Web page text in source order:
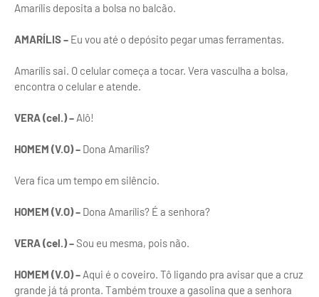
Amarílis deposita a bolsa no balcão.
AMARÍLIS – Eu vou até o depósito pegar umas ferramentas.
Amarílis sai. O celular começa a tocar. Vera vasculha a bolsa,
encontra o celular e atende.
VERA (cel.) – Alô!
HOMEM (V.O) – Dona Amarílis?
Vera fica um tempo em silêncio.
HOMEM (V.O) – Dona Amarílis? É a senhora?
VERA (cel.) – Sou eu mesma, pois não.
HOMEM (V.O) – Aqui é o coveiro. Tô ligando pra avisar que a cruz
grande já tá pronta. Também trouxe a gasolina que a senhora